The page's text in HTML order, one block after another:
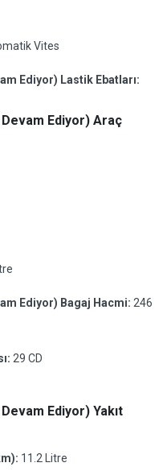
Vites
Ediyor) Lastik Ebatları:
Devam Ediyor) Araç
Ediyor) Bagaj Hacmi: 246
29 CD
Ediyor) Yakıt
11.2 Litre